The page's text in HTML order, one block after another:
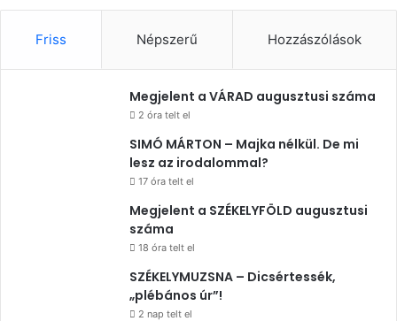
Friss Népszerű Hozzászólások
Megjelent a VÁRAD augusztusi száma
2 óra telt el
SIMÓ MÁRTON – Majka nélkül. De mi
lesz az irodalommal?
17 óra telt el
Megjelent a SZÉKELYFÖLD augusztusi
száma
18 óra telt el
SZÉKELYMUZSNA – Dicsértessék,
„plébános úr”!
2 nap telt el